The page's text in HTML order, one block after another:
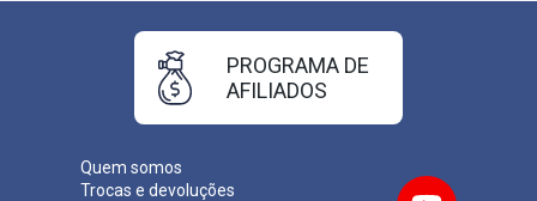
Quem somos
Trocas e devoluções
PROGRAMA DE
AFILIADOS